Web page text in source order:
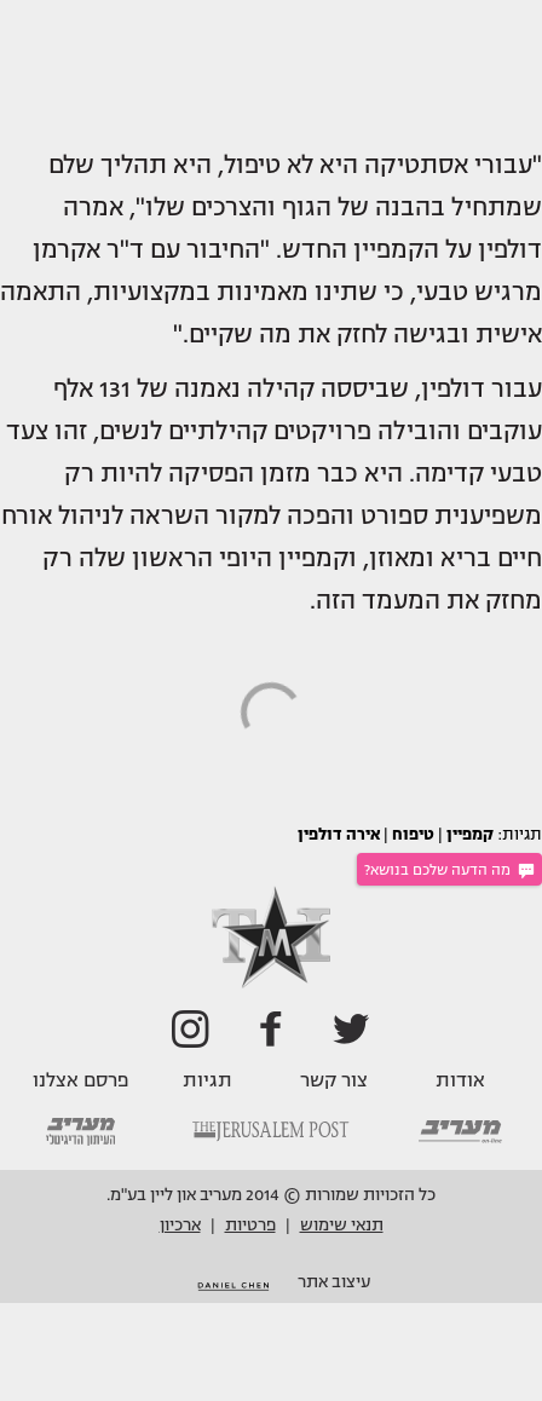
"עבורי אסתטיקה היא לא טיפול, היא תהליך שלם
שמתחיל בהבנה של הגוף והצרכים שלו", אמרה
דולפין על הקמפיין החדש. "החיבור עם ד"ר אקרמן
מרגיש טבעי, כי שתינו מאמינות במקצועיות, התאמה
אישית ובגישה לחזק את מה שקיים."
עבור דולפין, שביססה קהילה נאמנה של 131 אלף
עוקבים והובילה פרויקטים קהילתיים לנשים, זהו צעד
טבעי קדימה. היא כבר מזמן הפסיקה להיות רק
משפיענית ספורט והפכה למקור השראה לניהול אורח
חיים בריא ומאוזן, וקמפיין היופי הראשון שלה רק
מחזק את המעמד הזה.
תגיות: קמפיין טיפוח אירה דולפין
מה הדעה שלכם בנושא?
אודות צור קשר תגיות פרסם אצלנו
כל הזכויות שמורות © 2014 מעריב און ליין בע"מ.
תנאי שימוש
פרטיות ארכיון
עיצוב אתר